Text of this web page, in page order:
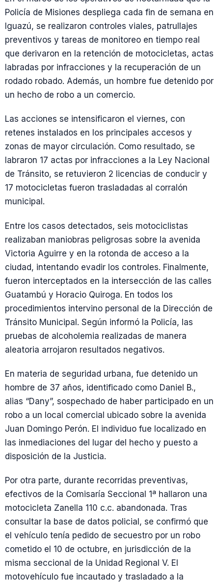
Policía de Misiones despliega cada fin de semana en
Iguazú, se realizaron controles viales, patrullajes
preventivos y tareas de monitoreo en tiempo real
que derivaron en la retención de motocicletas, actas
labradas por infracciones y la recuperación de un
rodado robado. Además, un hombre fue detenido por
un hecho de robo a un comercio.
Las acciones se intensificaron el viernes, con
retenes instalados en los principales accesos y
zonas de mayor circulación. Como resultado, se
labraron 17 actas por infracciones a la Ley Nacional
de Tránsito, se retuvieron 2 licencias de conducir y
17 motocicletas fueron trasladadas al corralón
municipal.
Entre los casos detectados, seis motociclistas
realizaban maniobras peligrosas sobre la avenida
Victoria Aguirre y en la rotonda de acceso a la
ciudad, intentando evadir los controles. Finalmente,
fueron interceptados en la intersección de las calles
Guatambú y Horacio Quiroga. En todos los
procedimientos intervino personal de la Dirección de
Tránsito Municipal. Según informó la Policía, las
pruebas de alcoholemia realizadas de manera
aleatoria arrojaron resultados negativos.
En materia de seguridad urbana, fue detenido un
hombre de 37 años, identificado como Daniel B.,
alias “Dany”, sospechado de haber participado en un
robo a un local comercial ubicado sobre la avenida
Juan Domingo Perón. El individuo fue localizado en
las inmediaciones del lugar del hecho y puesto a
disposición de la Justicia.
Por otra parte, durante recorridas preventivas,
efectivos de la Comisaría Seccional 1ª hallaron una
motocicleta Zanella 110 c.c. abandonada. Tras
consultar la base de datos policial, se confirmó que
el vehículo tenía pedido de secuestro por un robo
cometido el 10 de octubre, en jurisdicción de la
misma seccional de la Unidad Regional V. El
motovehículo fue incautado y trasladado a la